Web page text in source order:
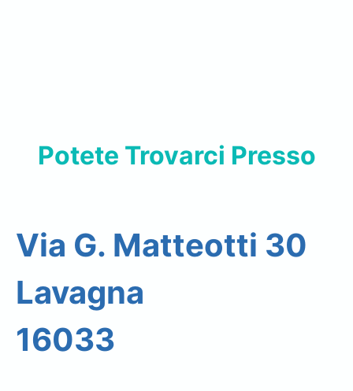
Potete Trovarci Presso
Via G. Matteotti 30
Lavagna
16033